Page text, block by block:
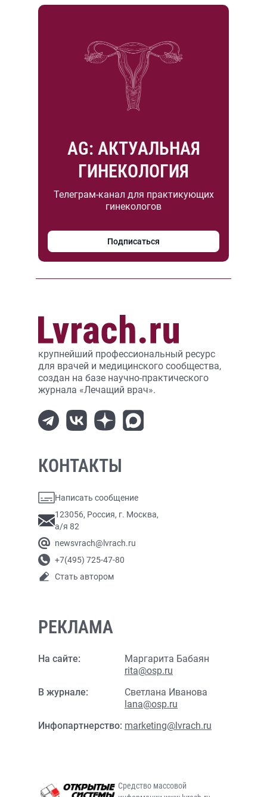
AG: АКТУАЛЬНАЯ
ГИНЕКОЛОГИЯ
Телеграм-канал для практикующих
гинекологов
Подписаться
крупнейший профессиональный ресурс
для врачей и медицинского сообщества,
создан на базе научно-практического
журнала «Лечащий врач».
КОНТАКТЫ
Написать сообщение
123056, Россия, г. Москва,
а/я 82
newsvrach@lvrach.ru
+7(495) 725-47-80
Стать автором
РЕКЛАМА
На сайте:
Маргарита Бабаян
rita@osp.ru
В журнале:
Светлана Иванова
lana@osp.ru
Инфопартнерство: marketing@lvrach.ru
Средство массовой